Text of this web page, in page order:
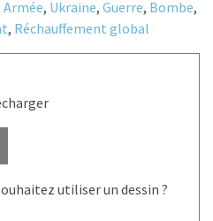
Armée, Ukraine, Guerre, Bombe,
, Réchauffement global
utiliser un dessin ?